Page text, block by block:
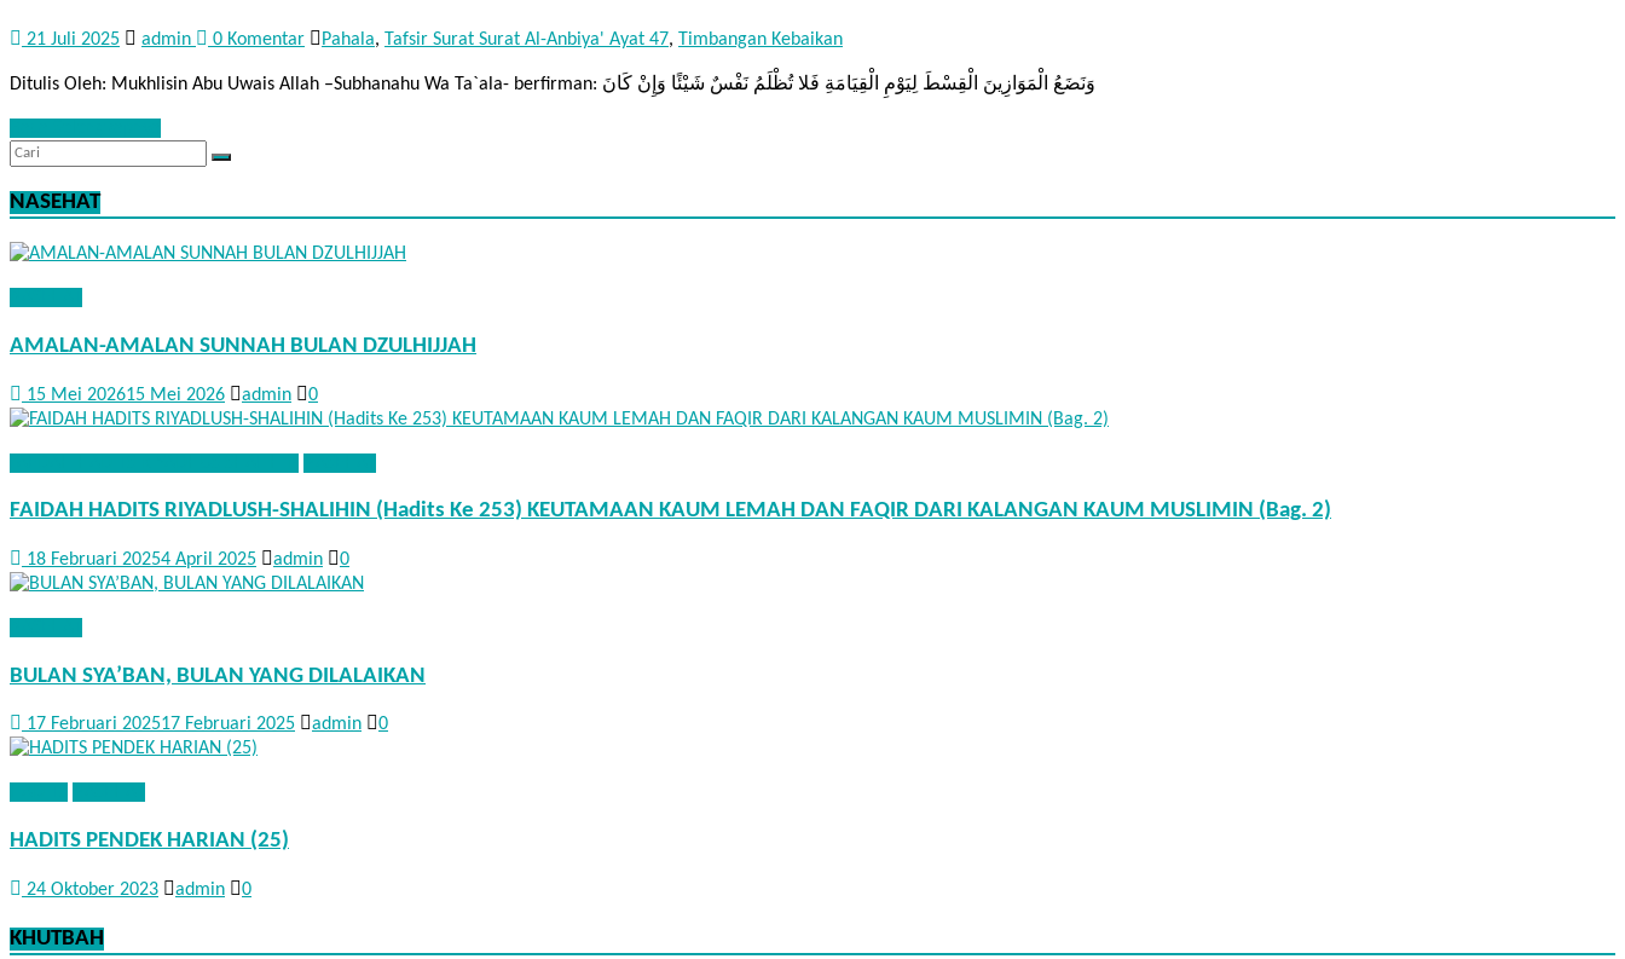
21 Juli 2025 admin 0 Komentar Pahala, Tafsir Surat Surat Al-Anbiya' Ayat 47, Timbangan Kebaikan
Ditulis Oleh: Mukhlisin Abu Uwais Allah –Subhanahu Wa Ta`ala- berfirman: وَنَضَعُ الْمَوَازِينَ الْقِسْطَ لِيَوْمِ الْقِيَامَةِ فَلا تُظْلَمُ نَفْسٌ شَيْئًا وَإِنْ كَانَ
NASEHAT
AMALAN-AMALAN SUNNAH BULAN DZULHIJJAH
15 Mei 202615 Mei 2026 admin 0
FAIDAH HADITS RIYADLUSH-SHALIHIN (Hadits Ke 253) KEUTAMAAN KAUM LEMAH DAN FAQIR DARI KALANGAN KAUM MUSLIMIN (Bag. 2)
18 Februari 20254 April 2025 admin 0
BULAN SYA’BAN, BULAN YANG DILALAIKAN
17 Februari 202517 Februari 2025 admin 0
HADITS PENDEK HARIAN (25)
24 Oktober 2023 admin 0
KHUTBAH